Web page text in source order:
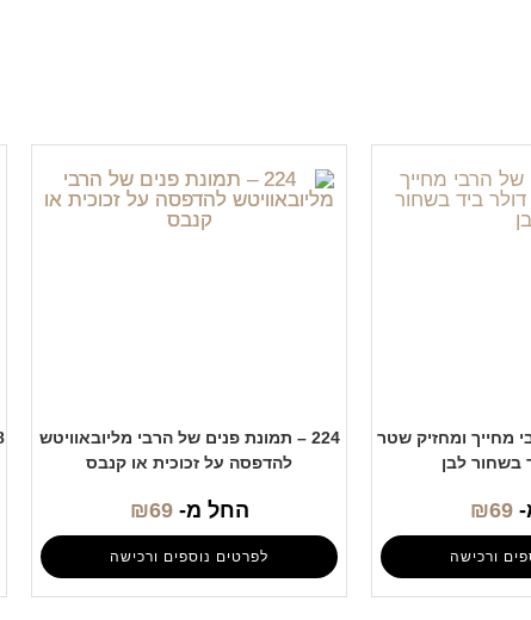
מחייך ומחזיק שטר
בשחור לבן
₪69
ורכישה
224 – תמונת פנים של הרבי מליובאוויטש
להדפסה על זכוכית או קנבס
החל מ- ₪69
לפרטים נוספים ורכישה